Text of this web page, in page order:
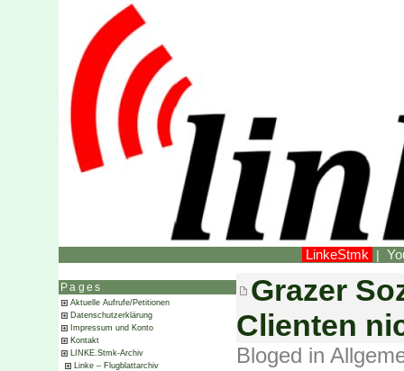
LinkeStmk |
Pages
Aktuelle Aufrufe/Petitionen
Datenschutzerklärung
Impressum und Konto
Kontakt
LINKE.Stmk-Archiv
Linke – Flugblattarchiv
Grazer
Clienten
Bloged in